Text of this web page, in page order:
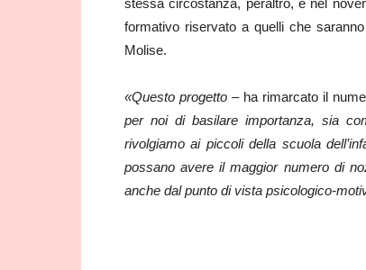
stessa circostanza, peraltro, e nel
formativo riservato a quelli che
Molise.
«Questo progetto –ha rimarcato il
per noi di basilare importanza, sia
rivolgiamo ai piccoli della scuola
possano avere il maggior numero di
anche dal punto di vista psicologico-